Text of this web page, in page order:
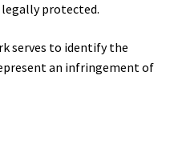
legally protected.
serves to identify the
an infringement of